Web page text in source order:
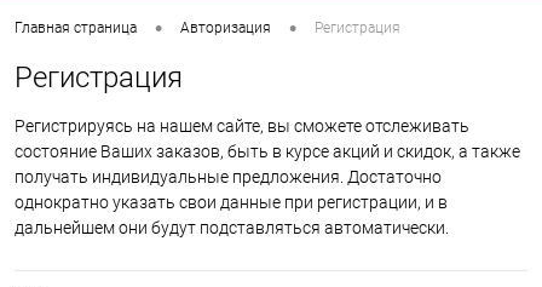
Главная страница • Авторизация • Регистрация
Регистрация
Регистрируясь на нашем сайте, вы сможете отслеживать
состояние Ваших заказов, быть в курсе акций и скидок, а также
получать индивидуальные предложения. Достаточно
однократно указать свои данные при регистрации, и в
дальнейшем они будут подставляться автоматически.